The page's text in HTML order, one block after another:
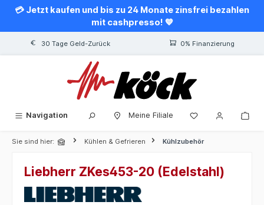
springen
💳 Jetzt kaufen und bis zu 24 Monate zinsfrei bezahlen
mit cashpresso! 💙
30 Tage Geld-Zurück 0% Finanzierung
Navigation Meine Filiale
Sie sind hier: Kühlen & Gefrieren Kühlzubehör
Liebherr ZKes453-20 (Edelstahl)